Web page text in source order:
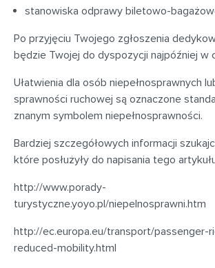
stanowiska odprawy biletowo-
Po przyjęciu Twojego zgłoszenia
będzie Twojej do dyspozycji najpóźniej w
Ułatwienia dla osób niepełnosprawnych
sprawności ruchowej są oznaczone
znanym symbolem niepełnosprawności.
Bardziej szczegółowych informacji
które posłużyły do napisania tego
http://www.porady-
turystyczne.yoyo.pl/niepelnosprawni.htm
http://ec.europa.eu/transport/passenger-
reduced-mobility.html